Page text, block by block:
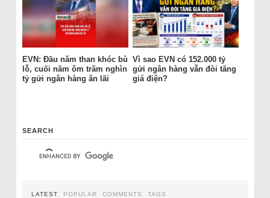
EVN: Đầu năm than khóc bù
lỗ, cuối năm ôm trăm nghìn
tỷ gửi ngân hàng ăn lãi
Vì sao EVN có 152.000 tỷ
gửi ngân hàng vẫn đòi tăng
giá điện?
SEARCH
LATEST POPULAR COMMENTS TAGS